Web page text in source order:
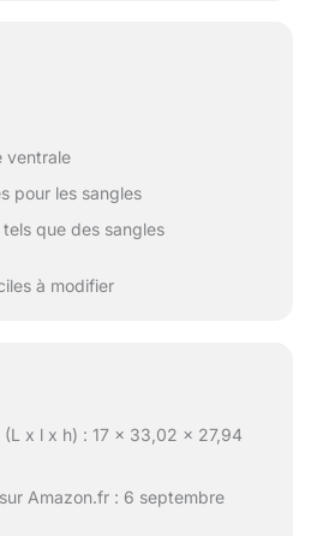
ventrale
pour les sangles
que des sangles
à modifier
(L x l x h) : 17 x 33,02 x 27,94
Amazon.fr : 6 septembre